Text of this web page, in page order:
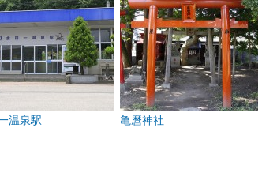
温泉駅 亀麿神社